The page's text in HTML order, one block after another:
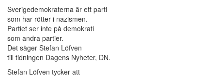
Sverigedemokraterna är ett parti
som har rötter i nazismen.
Partiet ser inte på demokrati
som andra partier.
Det säger Stefan Löfven
till tidningen Dagens Nyheter, DN.
Stefan Löfven tycker att